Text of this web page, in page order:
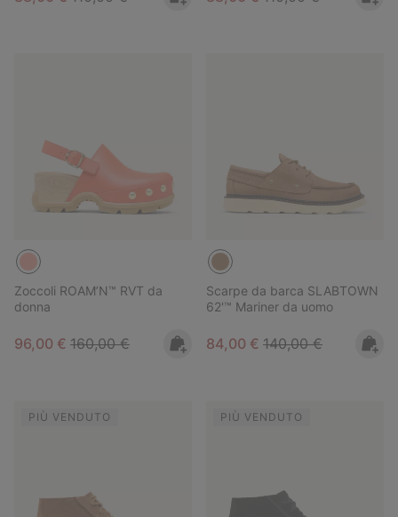
Zoccoli ROAM’N™ RVT da
donna
Sale price:
96,00 € Regular price:
160,00 €
Scarpe da barca SLABTOWN
62'™ Mariner da uomo
Sale price:
84,00 € Regular price:
140,00 €
PIÙ VENDUTO PIÙ VENDUTO